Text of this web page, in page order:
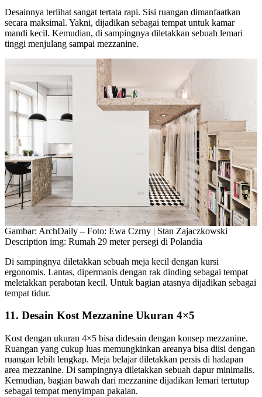
Desainnya terlihat sangat tertata rapi. Sisi ruangan dimanfaatkan
secara maksimal. Yakni, dijadikan sebagai tempat untuk kamar
mandi kecil. Kemudian, di sampingnya diletakkan sebuah lemari
tinggi menjulang sampai mezzanine.
Gambar: ArchDaily – Foto: Ewa Czrny | Stan Zajaczkowski
Description img: Rumah 29 meter persegi di Polandia
Di sampingnya diletakkan sebuah meja kecil dengan kursi
ergonomis. Lantas, dipermanis dengan rak dinding sebagai tempat
meletakkan perabotan kecil. Untuk bagian atasnya dijadikan sebagai
tempat tidur.
11. Desain Kost Mezzanine Ukuran 4×5
Kost dengan ukuran 4×5 bisa didesain dengan konsep mezzanine.
Ruangan yang cukup luas memungkinkan areanya bisa diisi dengan
ruangan lebih lengkap. Meja belajar diletakkan persis di hadapan
area mezzanine. Di sampingnya diletakkan sebuah dapur minimalis.
Kemudian, bagian bawah dari mezzanine dijadikan lemari tertutup
sebagai tempat menyimpan pakaian.